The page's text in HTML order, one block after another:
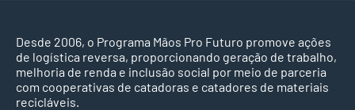
Desde 2006, o Programa Mãos Pro Futuro promove ações
de logística reversa, proporcionando geração de trabalho,
melhoria de renda e inclusão social por meio de parceria
com cooperativas de catadoras e catadores de materiais
recicláveis.